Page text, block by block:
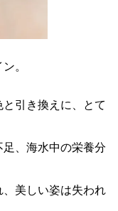
。
引き換えに、とて
、海水中の栄養分
美しい姿は失われ